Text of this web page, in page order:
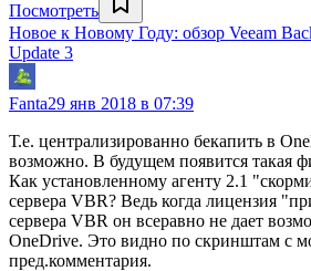
Посмотреть
Новое к Новому Году: обзор Veeam
Update 3
Fanta29 янв 2018 в 07:39
Т.е. централизированно бекапить в
возможно. В будущем появится такая
Как установленному агенту 2.1
сервера VBR? Ведь когда лицензия
сервера VBR он всеравно не дает
OneDrive. Это видно по скринштам с
пред.комментария.